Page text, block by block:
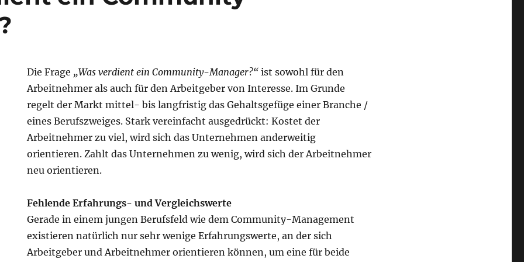
Die Frage „Was verdient ein Community-Manager?“ ist sowohl für den
Arbeitnehmer als auch für den Arbeitgeber von Interesse. Im Grunde
regelt der Markt mittel- bis langfristig das Gehaltsgefüge einer Branche /
eines Berufszweiges. Stark vereinfacht ausgedrückt: Kostet der
Arbeitnehmer zu viel, wird sich das Unternehmen anderweitig
orientieren. Zahlt das Unternehmen zu wenig, wird sich der Arbeitnehmer
neu orientieren.
Fehlende Erfahrungs- und Vergleichswerte
Gerade in einem jungen Berufsfeld wie dem Community-Management
existieren natürlich nur sehr wenige Erfahrungswerte, an der sich
Arbeitgeber und Arbeitnehmer orientieren können, um eine für beide